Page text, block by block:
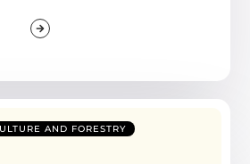
AND FORESTRY